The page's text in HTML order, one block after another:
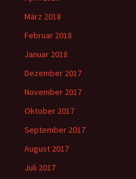
März 2018
Februar 2018
Januar 2018
Dezember 2017
November 2017
Oktober 2017
September 2017
August 2017
Juli 2017